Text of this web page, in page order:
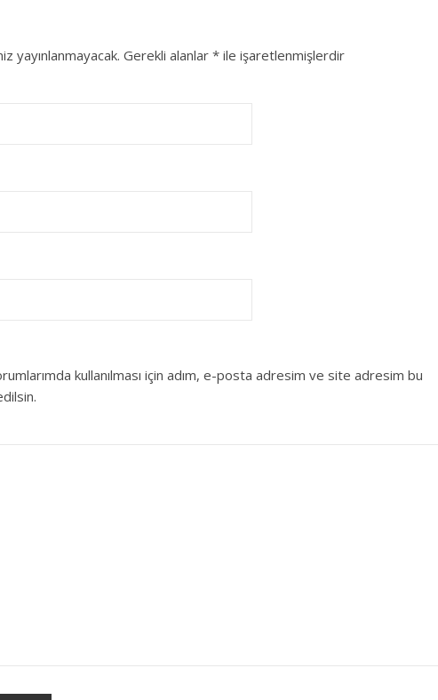
yayınlanmayacak. Gerekli alanlar * ile işaretlenmişlerdir
kullanılması için adım, e-posta adresim ve site adresim bu